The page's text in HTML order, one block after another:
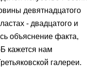
девятнадцатого
- двадцатого и
объяснение факта,
кажется нам
галереи.